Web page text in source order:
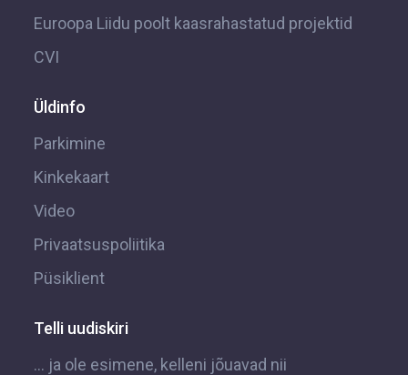
Euroopa Liidu poolt kaasrahastatud projektid
CVI
Üldinfo
Parkimine
Kinkekaart
Video
Privaatsuspoliitika
Püsiklient
Telli uudiskiri
... ja ole esimene, kelleni jõuavad nii